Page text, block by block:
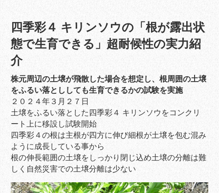
四季彩４ キリンソウの「根が露出状
態で生育できる」超耐候性の実力紹
介
株元周辺の土壌が飛散した場合を想定し、根周囲の土壌
をふるい落とししても生育できるかの試験を実施
２０２４年３月２７日
土壌をふるい落とした四季彩４ キリンソウをコンクリ
ート上に移設し試験開始
四季彩４の根は主根が四方に伸び細根が土壌を包む混み
ように成長している事から
根の伸長範囲の土壌をしっかり閉じ込め土壌の分離は難
しく自然災害での土壌分離は少ない